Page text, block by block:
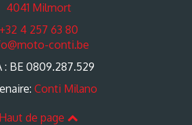
4041 Milmort
+32 4 257 63 80
conti.be
: BE 0809.287.529
Conti Milano
Haut de page